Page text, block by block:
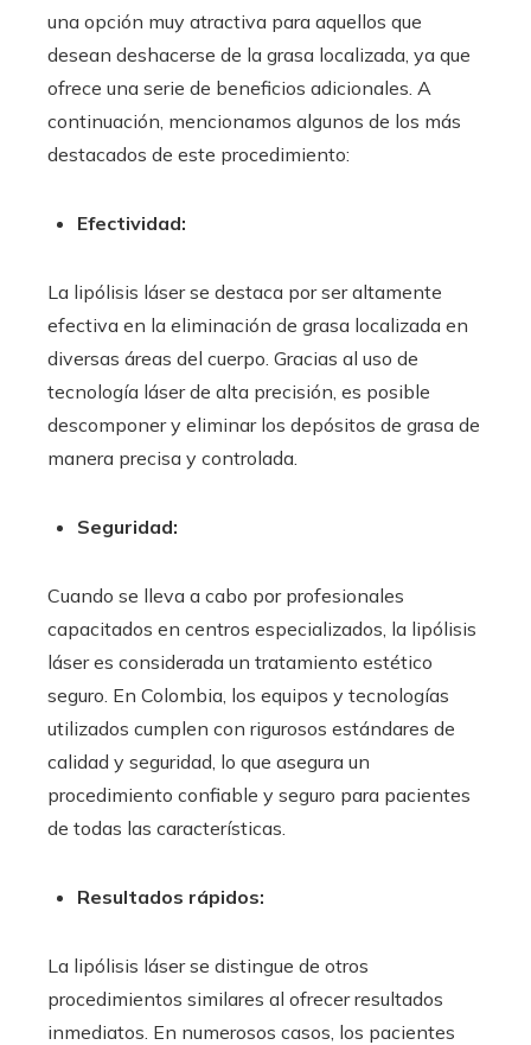
una opción muy atractiva para aquellos que
desean deshacerse de la grasa localizada, ya que
ofrece una serie de beneficios adicionales. A
continuación, mencionamos algunos de los más
destacados de este procedimiento:
Efectividad:
La lipólisis láser se destaca por ser altamente
efectiva en la eliminación de grasa localizada en
diversas áreas del cuerpo. Gracias al uso de
tecnología láser de alta precisión, es posible
descomponer y eliminar los depósitos de grasa de
manera precisa y controlada.
Seguridad:
Cuando se lleva a cabo por profesionales
capacitados en centros especializados, la lipólisis
láser es considerada un tratamiento estético
seguro. En Colombia, los equipos y tecnologías
utilizados cumplen con rigurosos estándares de
calidad y seguridad, lo que asegura un
procedimiento confiable y seguro para pacientes
de todas las características.
Resultados rápidos:
La lipólisis láser se distingue de otros
procedimientos similares al ofrecer resultados
inmediatos. En numerosos casos, los pacientes